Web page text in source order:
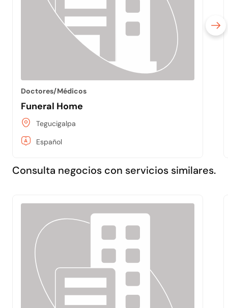
Doctores/Médicos
Funeral Home
Tegucigalpa
Español
Consulta negocios con servicios similares.